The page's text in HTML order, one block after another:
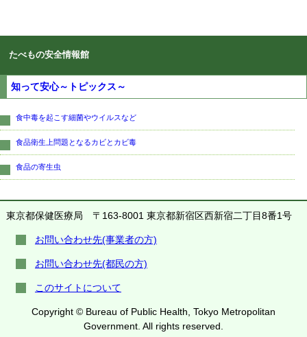
たべもの安全情報館
知って安心～トピックス～
食中毒を起こす細菌やウイルスなど
食品衛生上問題となるカビとカビ毒
食品の寄生虫
東京都保健医療局 〒163-8001 東京都新宿区西新宿二丁目8番1号
お問い合わせ先(事業者の方)
お問い合わせ先(都民の方)
このサイトについて
Copyright © Bureau of Public Health, Tokyo Metropolitan
Government. All rights reserved.